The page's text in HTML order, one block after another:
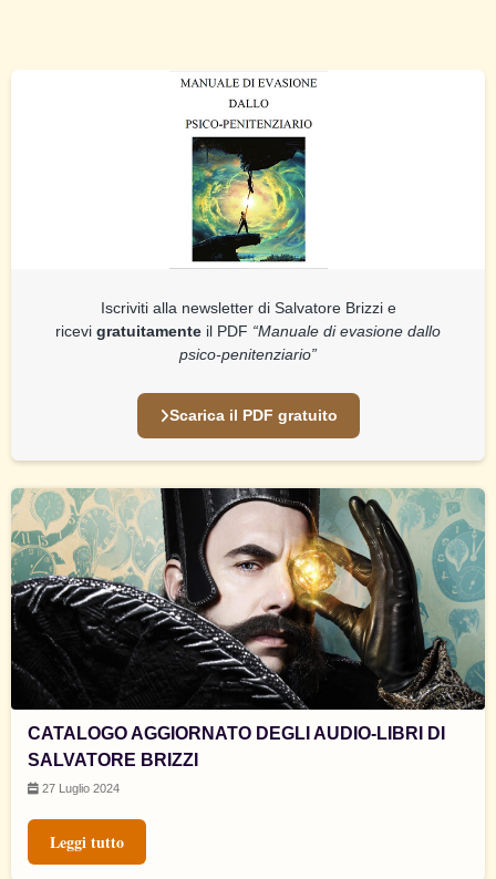
Iscriviti alla newsletter di Salvatore Brizzi e
ricevi gratuitamente il PDF “Manuale di evasione dallo
psico-penitenziario”
Scarica il PDF gratuito
CATALOGO AGGIORNATO DEGLI AUDIO-LIBRI DI
SALVATORE BRIZZI
27 Luglio 2024
Leggi tutto